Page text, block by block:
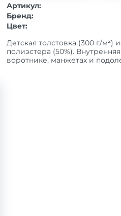
Артикул:
Бренд:
Цвет:
Детская толстовка (300 г/м²)
полиэстера (50%).
воротнике, манжетах и